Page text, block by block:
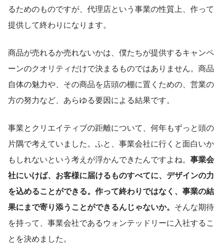
るためのものですが、代理店という事業の性質上、作って
提供して終わりになります。
商品が売れるか売れないかは、僕たちが提供するキャンペ
ーンのクオリティだけで決まるものではありません。商品
自体の魅力や、その商品を店頭の棚に置くための、営業の
方の努力など、あらゆる要因による結果です。
事業とクリエイティブの距離について、何年もずっと頭の
片隅で考えていました。ふと、事業会社に行くと面白いか
もしれないという考えが浮かんできたんですよね。 事業会
社にいけば、お客様に届けるものすべてに、デザインの力
を込めることができる。作って終わりではなく、事業の結
果にまで寄り添うことができるんじゃないか。 そんな期待
を持って、事業会社であるウォンテッドリーに入社するこ
とを決めました。